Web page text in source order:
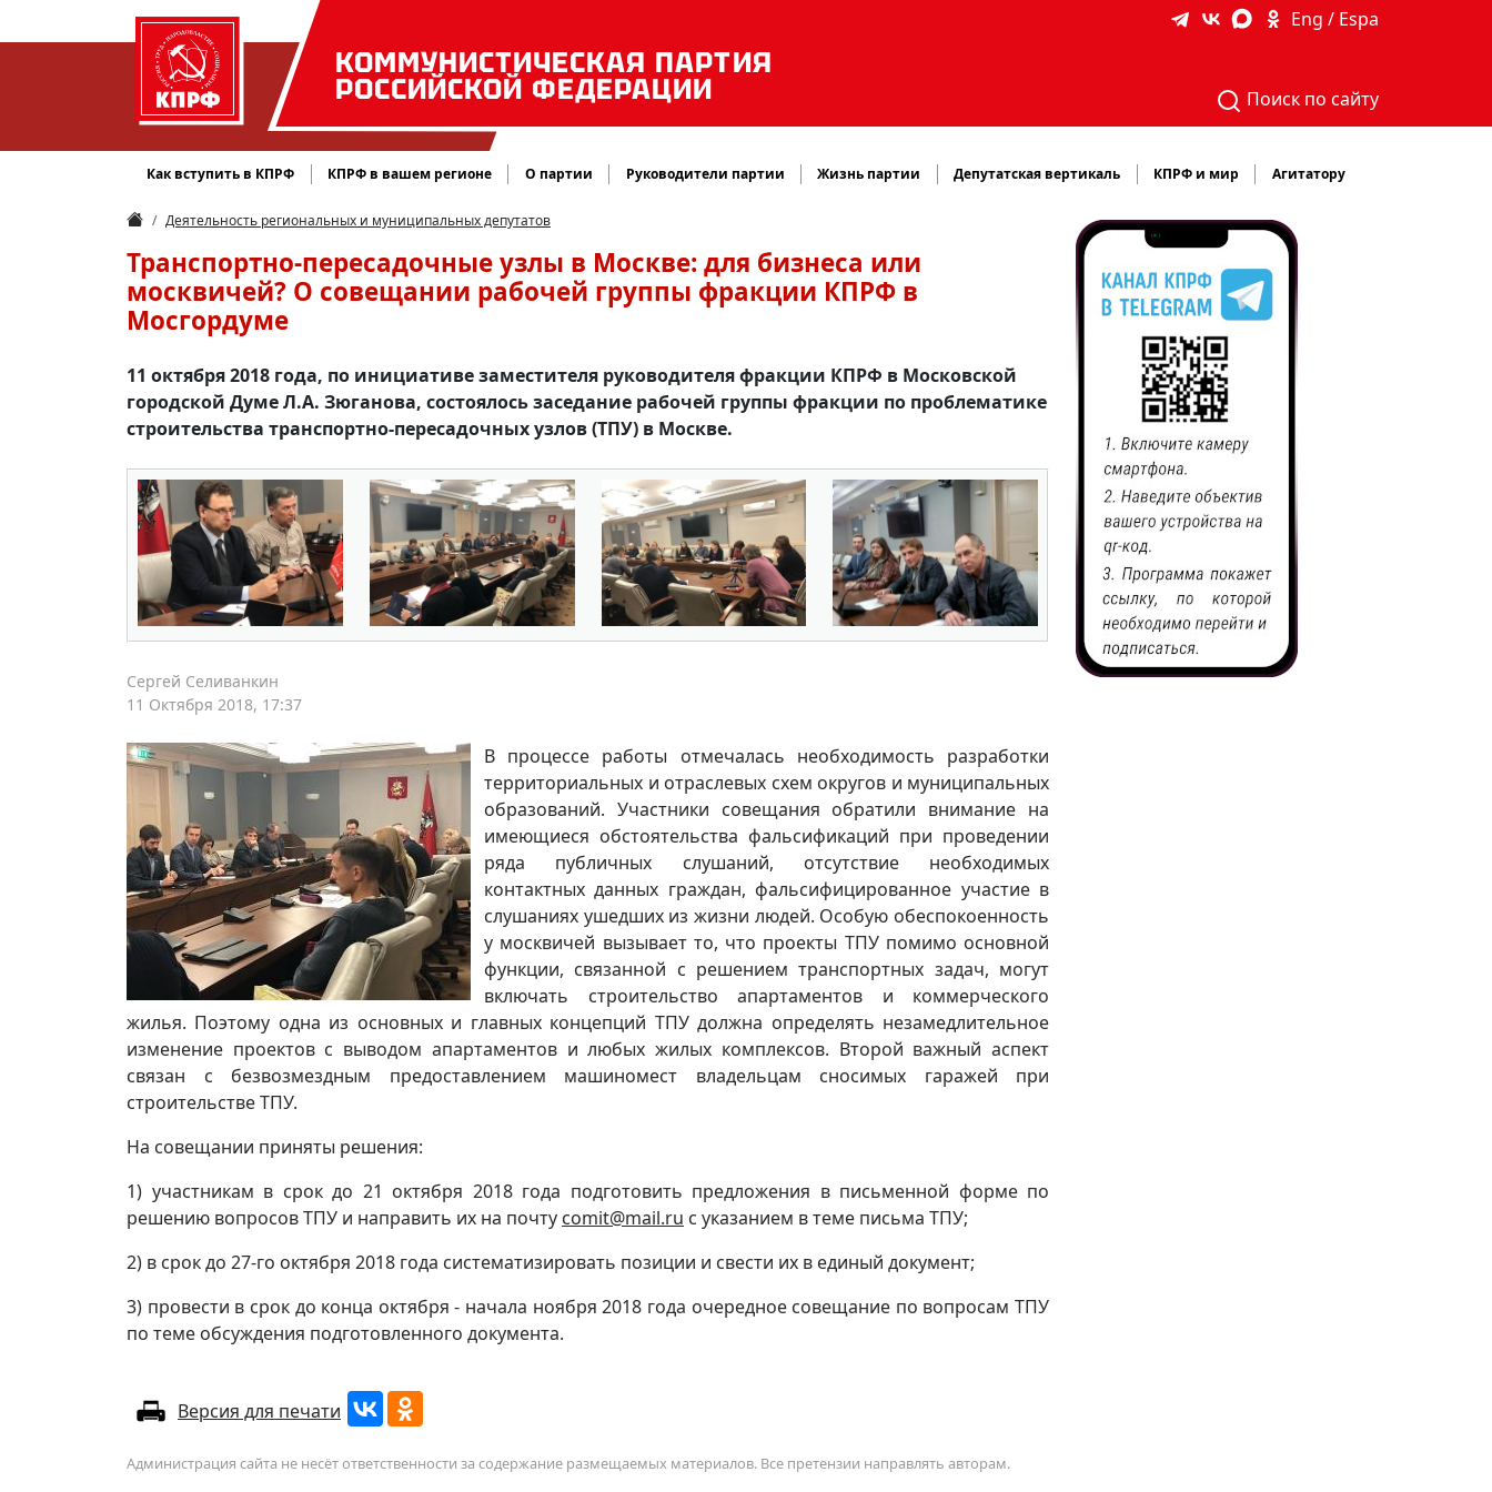
КОММУНИСТИЧЕСКАЯ ПАРТИЯ
РОССИЙСКОЙ ФЕДЕРАЦИИ
Eng / Espa
Поиск по сайту
Как вступить в КПРФ КПРФ в вашем регионе О партии Руководители партии Жизнь партии Депутатская вертикаль КПРФ и мир Агитатору
Деятельность региональных и муниципальных депутатов
Транспортно-пересадочные узлы в Москве: для бизнеса или
москвичей? О совещании рабочей группы фракции КПРФ в
Мосгордуме
11 октября 2018 года, по инициативе заместителя руководителя фракции КПРФ в Московской
городской Думе Л.А. Зюганова, состоялось заседание рабочей группы фракции по проблематике
строительства транспортно-пересадочных узлов (ТПУ) в Москве.
Сергей Селиванкин
11 Октября 2018, 17:37
В процессе работы отмечалась необходимость разработки
территориальных и отраслевых схем округов и муниципальных
образований. Участники совещания обратили внимание на
имеющиеся обстоятельства фальсификаций при проведении
ряда публичных слушаний, отсутствие необходимых
контактных данных граждан, фальсифицированное участие в
слушаниях ушедших из жизни людей. Особую обеспокоенность
у москвичей вызывает то, что проекты ТПУ помимо основной
функции, связанной с решением транспортных задач, могут
включать строительство апартаментов и коммерческого
жилья. Поэтому одна из основных и главных концепций ТПУ должна определять незамедлительное
изменение проектов с выводом апартаментов и любых жилых комплексов. Второй важный аспект
связан с безвозмездным предоставлением машиномест владельцам сносимых гаражей при
строительстве ТПУ.
На совещании приняты решения:
1) участникам в срок до 21 октября 2018 года подготовить предложения в письменной форме по
решению вопросов ТПУ и направить их на почту comit@mail.ru с указанием в теме письма ТПУ;
2) в срок до 27-го октября 2018 года систематизировать позиции и свести их в единый документ;
3) провести в срок до конца октября - начала ноября 2018 года очередное совещание по вопросам ТПУ
по теме обсуждения подготовленного документа.
Версия для печати
Администрация сайта не несёт ответственности за содержание размещаемых материалов. Все претензии направлять авторам.